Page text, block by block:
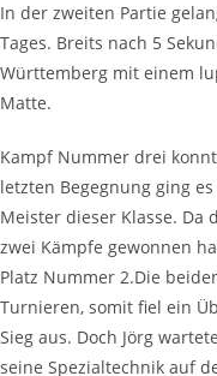
In der zweiten Partie
Tages. Breits nach 5
Württemberg mit einem
Matte.
Kampf Nummer drei
letzten Begegnung ging
Meister dieser Klasse. Da
zwei Kämpfe gewonnen
Platz Nummer 2.Die
Turnieren, somit fiel ein
Sieg aus. Doch Jörg
seine Spezialtechnik auf